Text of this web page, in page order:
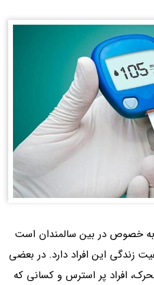
خصوص در بین سالمندان است
زندگی این افراد دارد. در بعضی
افراد پر استرس و کسانی که